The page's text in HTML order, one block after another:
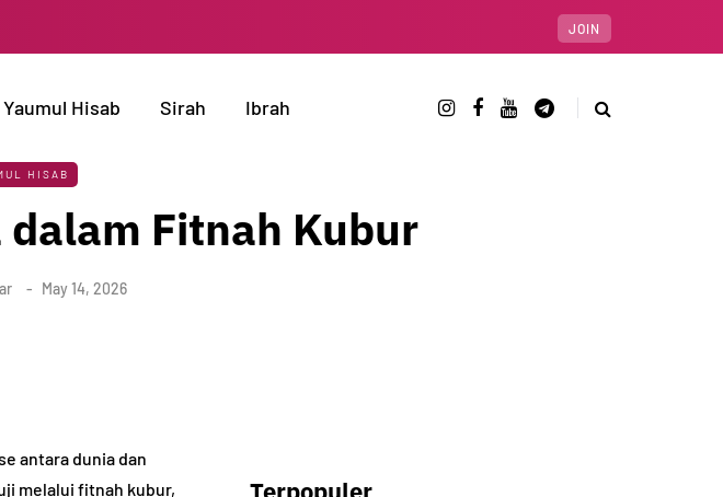
JOIN
Yaumul Hisab Sirah Ibrah
HISAB
Fitnah Kubur
May 14, 2026
antara dunia dan
melalui fitnah kubur,